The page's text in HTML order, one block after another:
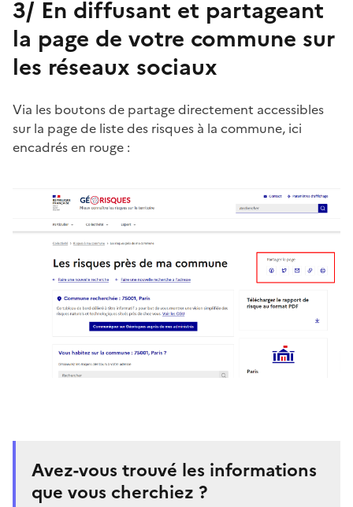
3/ En diffusant et partageant
la page de votre commune sur
les réseaux sociaux
Via les boutons de partage directement accessibles
sur la page de liste des risques à la commune, ici
encadrés en rouge :
Avez-vous trouvé les informations
que vous cherchiez ?